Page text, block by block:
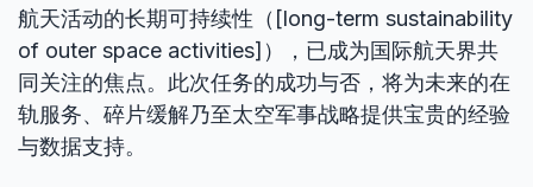
航天活动的长期可持续性（[long-term sustainability
of outer space activities]），已成为国际航天界共
同关注的焦点。此次任务的成功与否，将为未来的在
轨服务、碎片缓解乃至太空军事战略提供宝贵的经验
与数据支持。